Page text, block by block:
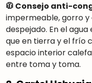
🧥 Consejo anti-
impermeable, gorro y
despejado. En el
que en tierra y el frío
espacio interior
entre toma y toma.